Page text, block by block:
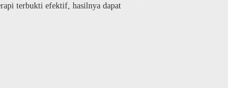
terbukti efektif, hasilnya dapat